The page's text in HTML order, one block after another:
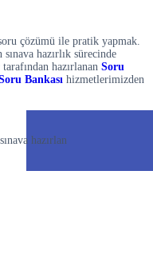
çözümü ile pratik yapmak.
hazırlık sürecinde
hazırlanan Soru
Bankası hizmetlerimizden
hazırlan